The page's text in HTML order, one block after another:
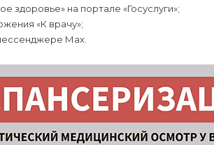
здоровье» на портале «Госуслуги»;
«К врачу»;
Мах.